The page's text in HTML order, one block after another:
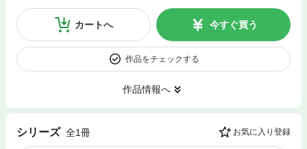
カートへ 今すぐ買う
作品をチェックする
作品情報へ
シリーズ 全1冊 お気に入り登録